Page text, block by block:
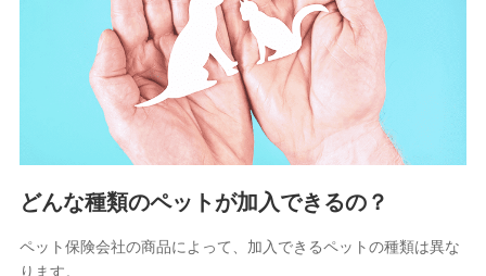
供し、金融商品等の契約を勧奨するため
アンケートやキャンペーン等の実施のため
上記に係る連絡・手続き・管理等付帯業務を行うため
5.通話録音にて取得する情報
電話対応の品質向上およびお問合せ内容の正確な把握のため
6.採用応募者の個人情報
どんな種類のペットが加入できるの？
ペット保険会社の商品によって、加入できるペットの種類は異な
ります。